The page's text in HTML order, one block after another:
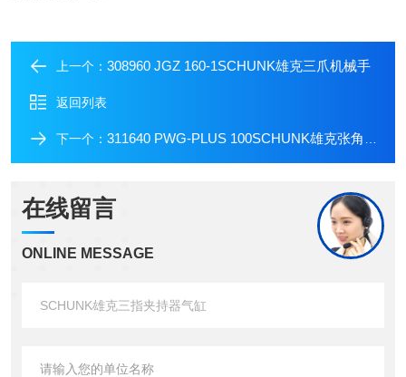
上一个： 308960 JGZ 160-1SCHUNK雄克三爪机械手
返回列表
下一个： 311640 PWG-PLUS 100SCHUNK雄克张角式夹持器气缸
在线留言
ONLINE MESSAGE